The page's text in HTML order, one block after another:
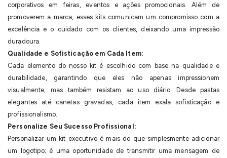
corporativos em feiras, eventos e ações promocionais. Além de
promoverem a marca, esses kits comunicam um compromisso com a
excelência e o cuidado com os clientes, deixando uma impressão
duradoura.
Qualidade e Sofisticação em Cada Item:
Cada elemento do nosso kit é escolhido com base na qualidade e
durabilidade, garantindo que eles não apenas impressionem
visualmente, mas também resistam ao uso diário. Desde pastas
elegantes até canetas gravadas, cada item exala sofisticação e
profissionalismo.
Personalize Seu Sucesso Profissional:
Personalizar um kit executivo é mais do que simplesmente adicionar
um logotipo; é uma oportunidade de transmitir uma mensagem de